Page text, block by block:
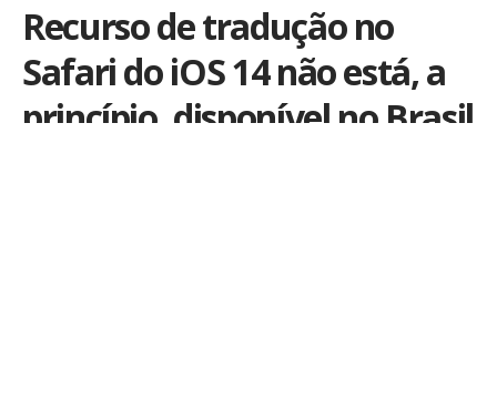
Recurso de tradução no
Safari do iOS 14 não está, a
princípio, disponível no Brasil